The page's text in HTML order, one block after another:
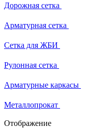
Дорожная сетка
Арматурная сетка
Сетка для ЖБИ
Рулонная сетка
Арматурные каркасы
Металлопрокат
Отображение